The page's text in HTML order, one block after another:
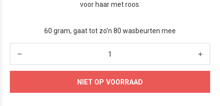
voor haar met roos.
60 gram, gaat tot zo’n 80 wasbeurten mee
NIET OP VOORRAAD